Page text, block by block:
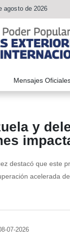
agosto de 2026
Mensajes
y
destacó que este
acelerada
07-2026